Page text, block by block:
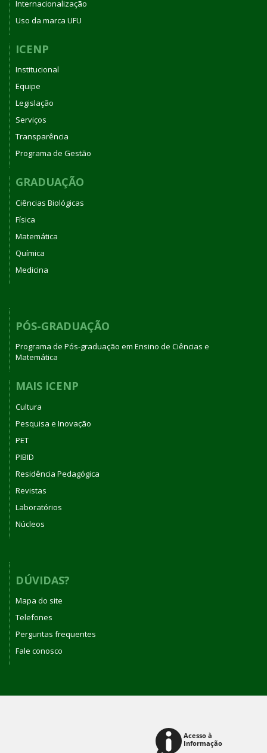
Internacionalização
Uso da marca UFU
ICENP
Institucional
Equipe
Legislação
Serviços
Transparência
Programa de Gestão
GRADUAÇÃO
Ciências Biológicas
Física
Matemática
Química
Medicina
PÓS-GRADUAÇÃO
Programa de Pós-graduação em Ensino de Ciências e
Matemática
MAIS ICENP
Cultura
Pesquisa e Inovação
PET
PIBID
Residência Pedagógica
Revistas
Laboratórios
Núcleos
DÚVIDAS?
Mapa do site
Telefones
Perguntas frequentes
Fale conosco